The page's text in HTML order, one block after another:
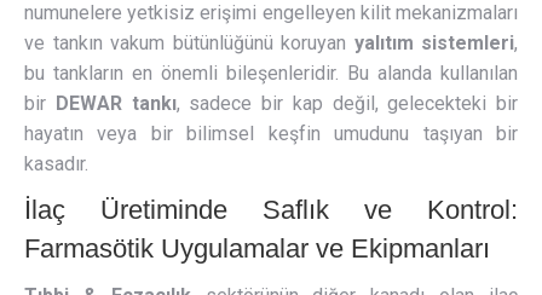
numunelere yetkisiz erişimi engelleyen kilit mekanizmaları
ve tankın vakum bütünlüğünü koruyan yalıtım sistemleri,
bu tankların en önemli bileşenleridir. Bu alanda kullanılan
bir DEWAR tankı, sadece bir kap değil, gelecekteki bir
hayatın veya bir bilimsel keşfin umudunu taşıyan bir
kasadır.
İlaç Üretiminde Saflık ve Kontrol:
Farmasötik Uygulamalar ve Ekipmanları